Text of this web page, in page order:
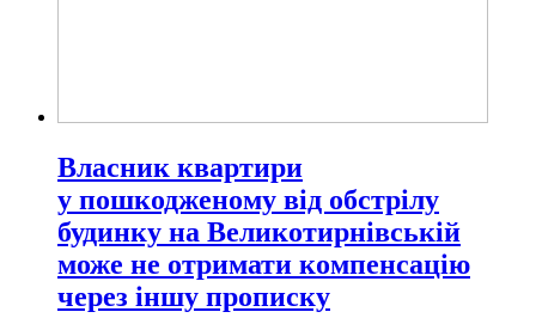
Власник квартири
у пошкодженому від обстрілу
будинку на Великотирнівській
може не отримати компенсацію
через іншу прописку